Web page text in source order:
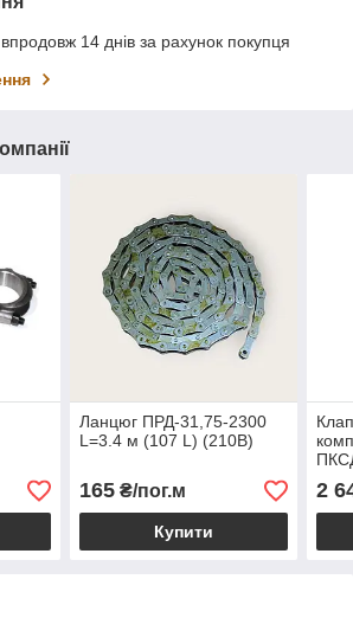
14 днів за рахунок покупця
Ланцюг ПРД-31,75-2300
L=3.4 м (107 L) (210B)
165₴/пог.м
Купити
2